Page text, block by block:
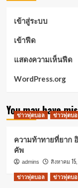
เข้าสู่ระบบ
เข้าฟีด
แสดงความเห็นฟีด
WordPress.org
You may have
ข่าวฟุตบอล ข่าวฟุตบอ
ความท้าทายที่ยาก
คัพ
admins
สิงหาคม 15,
ข่าวฟุตบอล
ข่าวฟุตบอ